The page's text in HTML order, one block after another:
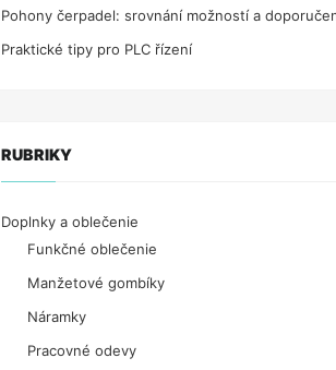
Pohony čerpadel: srovnání možností a
Praktické tipy pro PLC řízení
RUBRIKY
Doplnky a oblečenie
Funkčné oblečenie
Manžetové gombíky
Náramky
Pracovné odevy